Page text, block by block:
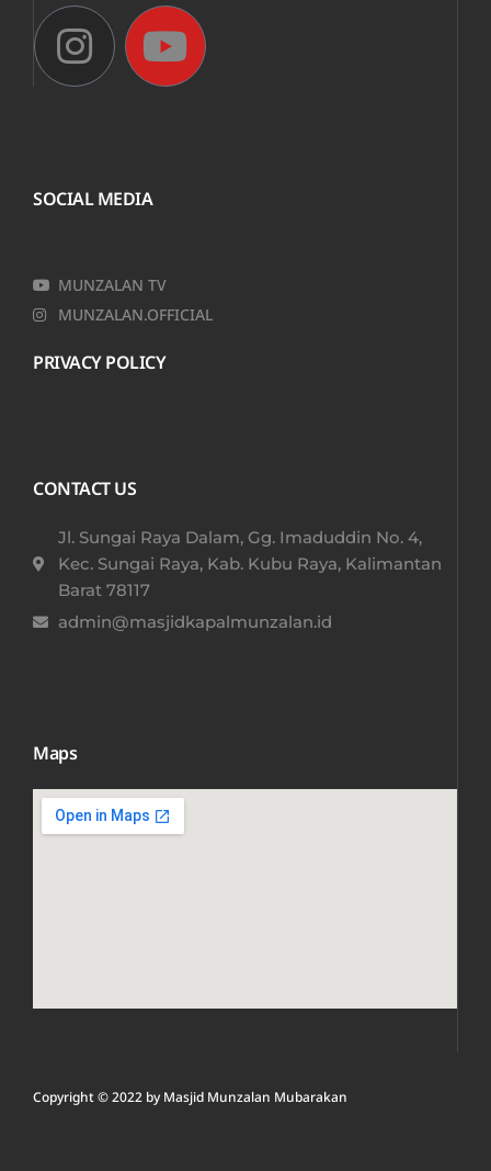
SOCIAL MEDIA
MUNZALAN TV
MUNZALAN.OFFICIAL
PRIVACY POLICY
CONTACT US
Jl. Sungai Raya Dalam, Gg. Imaduddin No. 4,
Kec. Sungai Raya, Kab. Kubu Raya, Kalimantan
Barat 78117​
admin@masjidkapalmunzalan.id
Maps
Copyright © 2022 byMasjid Munzalan Mubarakan